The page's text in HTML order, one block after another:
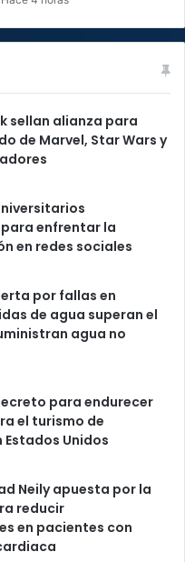
sellan alianza para
de Marvel, Star Wars y
enfrentar la
en redes sociales
por fallas en
de agua superan el
agua no
para endurecer
el turismo de
Unidos
Neily apuesta por la
reducir
en pacientes con